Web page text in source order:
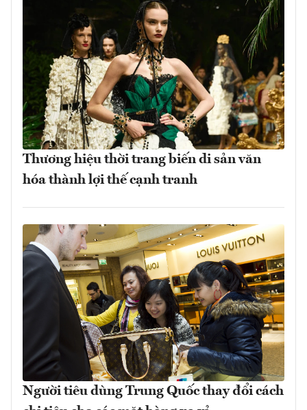
Thương hiệu thời trang biến di sản văn
hóa thành lợi thế cạnh tranh
Người tiêu dùng Trung Quốc thay đổi cách